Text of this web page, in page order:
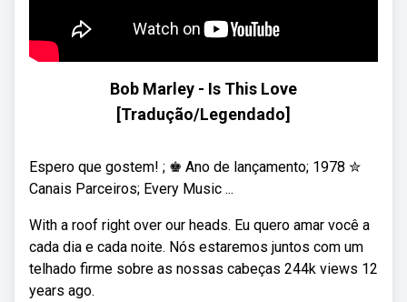
Bob Marley - Is This Love
[Tradução/Legendado]
Espero que gostem! ; ♚ Ano de lançamento; 1978 ✮
Canais Parceiros; Every Music ...
With a roof right over our heads. Eu quero amar você a
cada dia e cada noite. Nós estaremos juntos com um
telhado firme sobre as nossas cabeças 244k views 12
years ago.